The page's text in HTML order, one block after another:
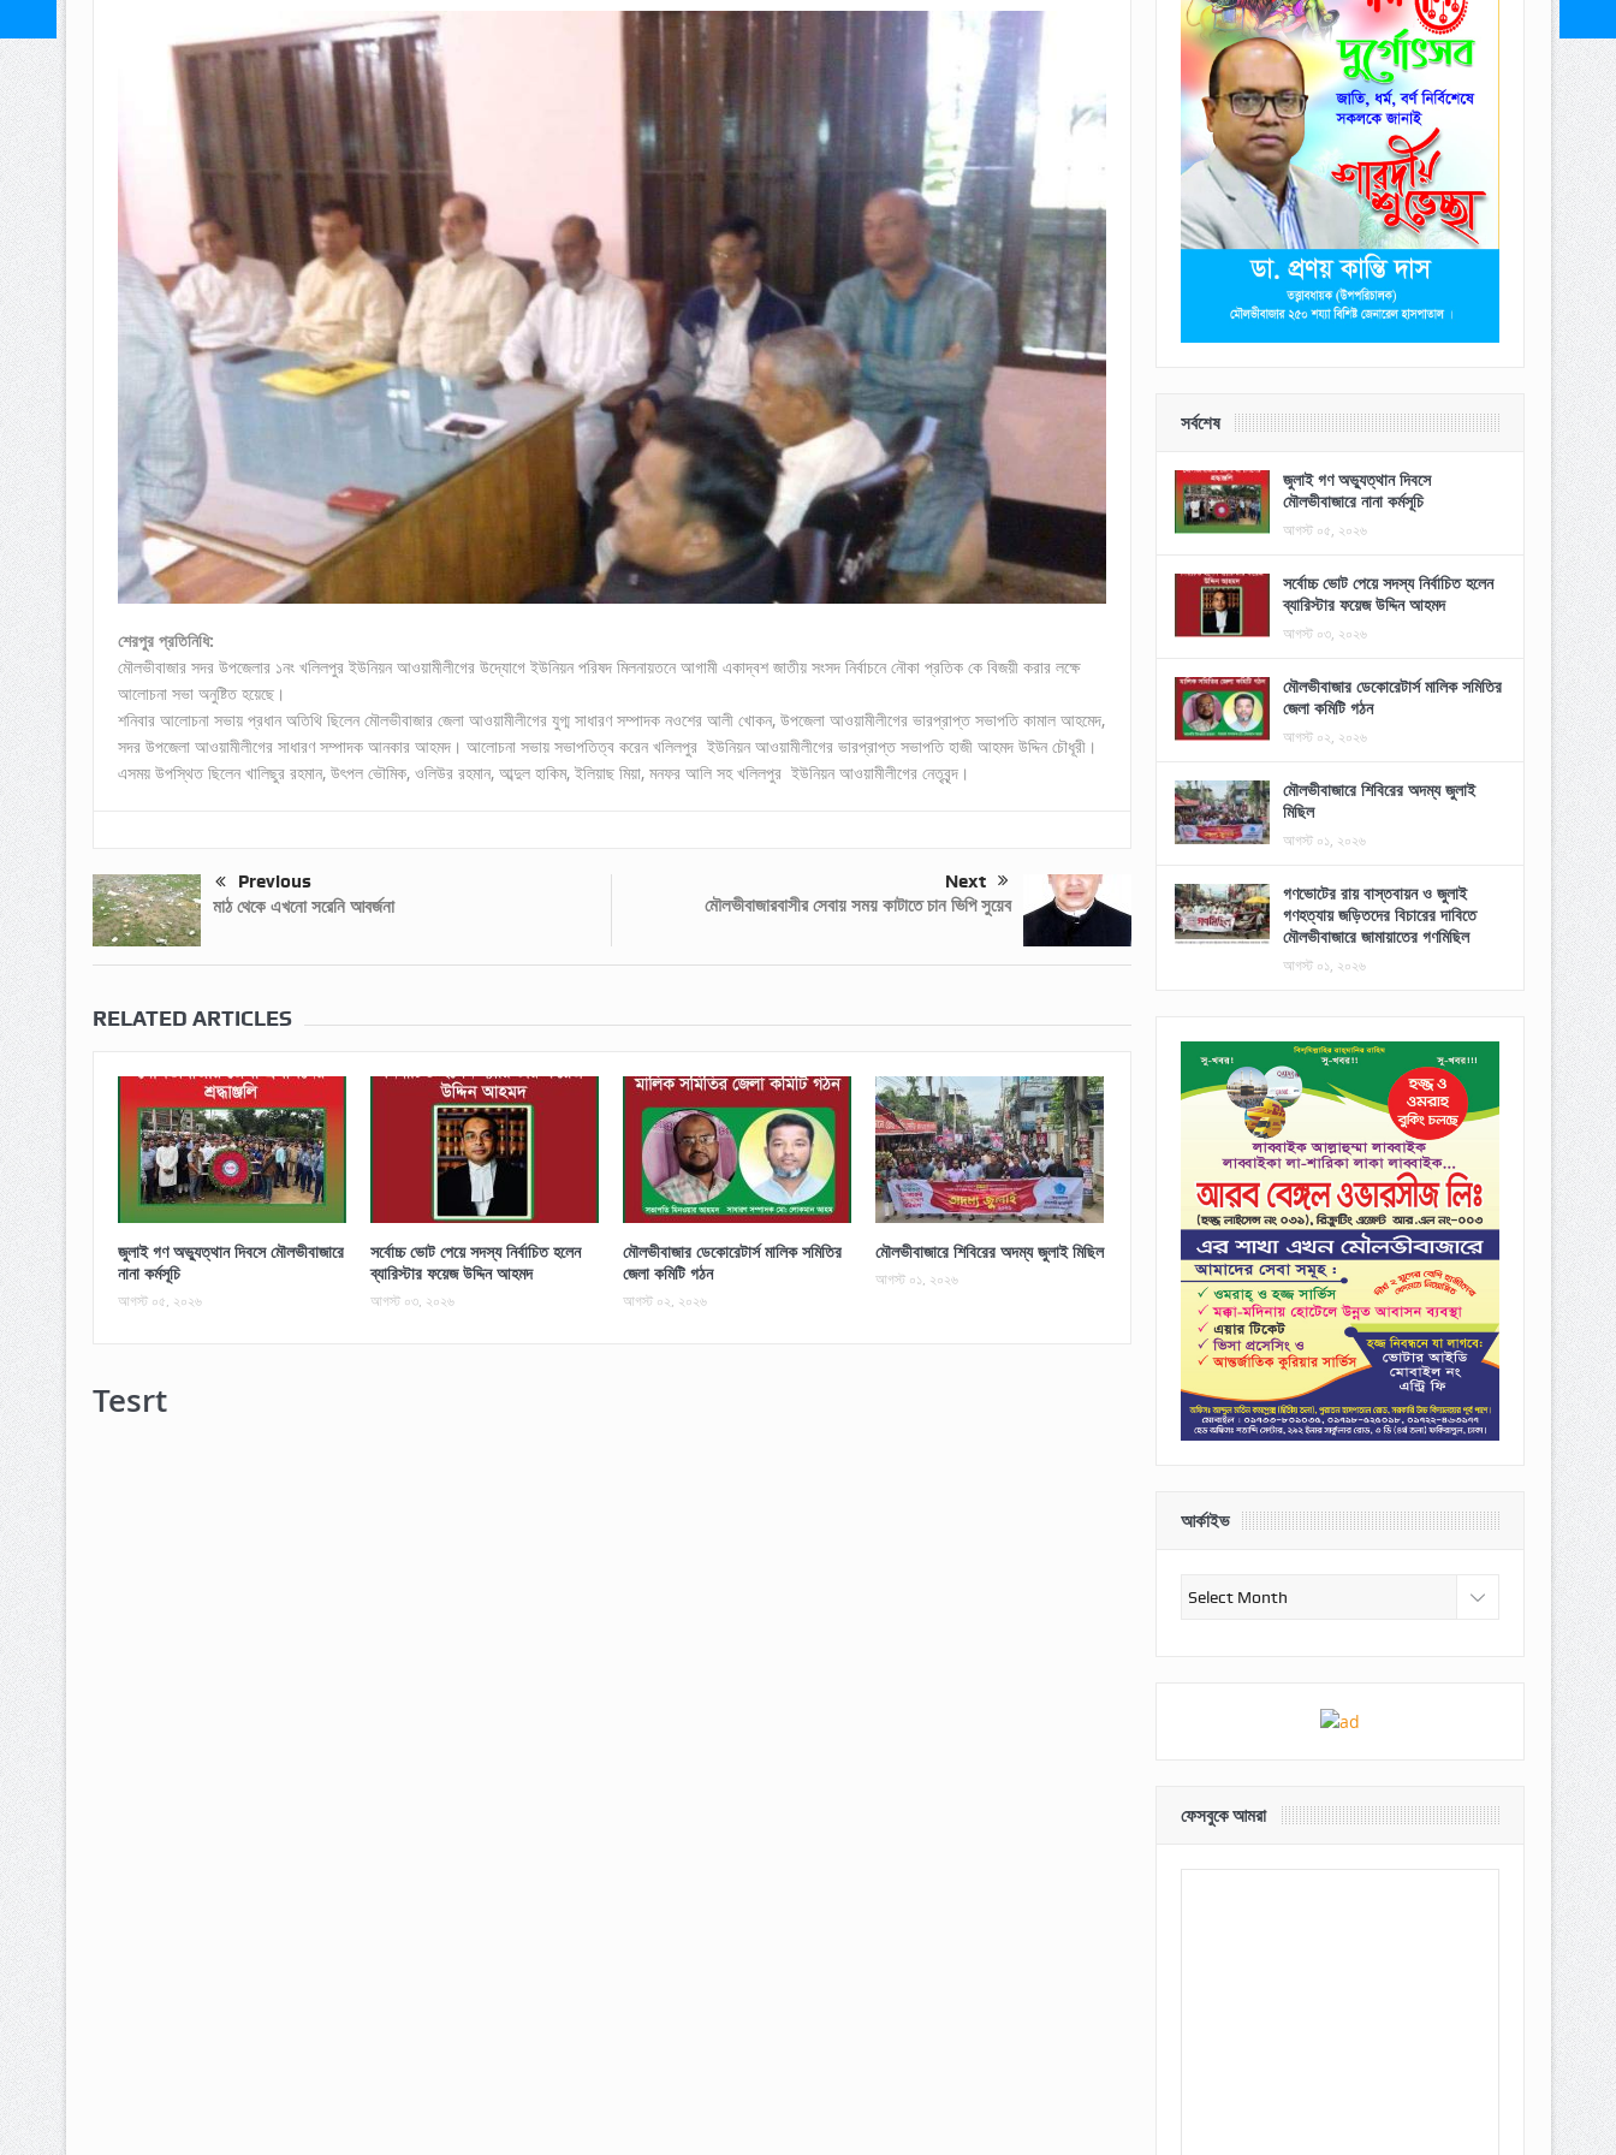
শেরপুর প্রতিনিধি:
মৌলভীবাজার সদর উপজেলার ১নং খলিলপুর ইউনিয়ন আওয়ামীলীগের উদ্যোগে ইউনিয়ন পরিষদ মিলনায়তনে আগামী একাদ্বশ জাতীয় সংসদ নির্বাচনে নৌকা প্রতিক কে বিজয়ী করার লক্ষে
আলোচনা সভা অনুষ্টিত হয়েছে।
শনিবার আলোচনা সভায় প্রধান অতিথি ছিলেন মৌলভীবাজার জেলা আওয়ামীলীগের যুগ্ম সাধারণ সম্পাদক নওশের আলী খোকন, উপজেলা আওয়ামীলীগের ভারপ্রাপ্ত সভাপতি কামাল আহমেদ,
সদর উপজেলা আওয়ামীলীগের সাধারণ সম্পাদক আনকার আহমদ। আলোচনা সভায় সভাপতিত্ব করেন খলিলপুর ইউনিয়ন আওয়ামীলীগের ভারপ্রাপ্ত সভাপতি হাজী আহমদ উদ্দিন চৌধূরী।
এসময় উপস্থিত ছিলেন খালিছুর রহমান, উৎপল ভৌমিক, ওলিউর রহমান, আব্দুল হাকিম, ইলিয়াছ মিয়া, মনফর আলি সহ খলিলপুর ইউনিয়ন আওয়ামীলীগের নেতৃবৃন্দ।
Previous
মাঠ থেকে এখনো সরেনি আবর্জনা
Next
মৌলভীবাজারবাসীর সেবায় সময় কাটাতে চান ভিপি সুয়েব
RELATED ARTICLES
জুলাই গণ অভ্যুত্থান দিবসে মৌলভীবাজারে
নানা কর্মসূচি
আগস্ট ০৫, ২০২৬
সর্বোচ্চ ভোট পেয়ে সদস্য নির্বাচিত হলেন
ব্যারিস্টার ফয়েজ উদ্দিন আহমদ
আগস্ট ০৩, ২০২৬
মৌলভীবাজার ডেকোরেটার্স মালিক সমিতির
জেলা কমিটি গঠন
আগস্ট ০২, ২০২৬
মৌলভীবাজারে শিবিরের অদম্য জুলাই মিছিল
আগস্ট ০১, ২০২৬
Tesrt
সর্বশেষ
জুলাই গণ অভ্যুত্থান দিবসে
মৌলভীবাজারে নানা কর্মসূচি
আগস্ট ০৫, ২০২৬
সর্বোচ্চ ভোট পেয়ে সদস্য নির্বাচিত হলেন
ব্যারিস্টার ফয়েজ উদ্দিন আহমদ
আগস্ট ০৩, ২০২৬
মৌলভীবাজার ডেকোরেটার্স মালিক সমিতির
জেলা কমিটি গঠন
আগস্ট ০২, ২০২৬
মৌলভীবাজারে শিবিরের অদম্য জুলাই
মিছিল
আগস্ট ০১, ২০২৬
গণভোটের রায় বাস্তবায়ন ও জুলাই
গণহত্যায় জড়িতদের বিচারের দাবিতে
মৌলভীবাজারে জামায়াতের গণমিছিল
আগস্ট ০১, ২০২৬
আর্কাইভ
আর্কাইভ
ফেসবুকে আমরা